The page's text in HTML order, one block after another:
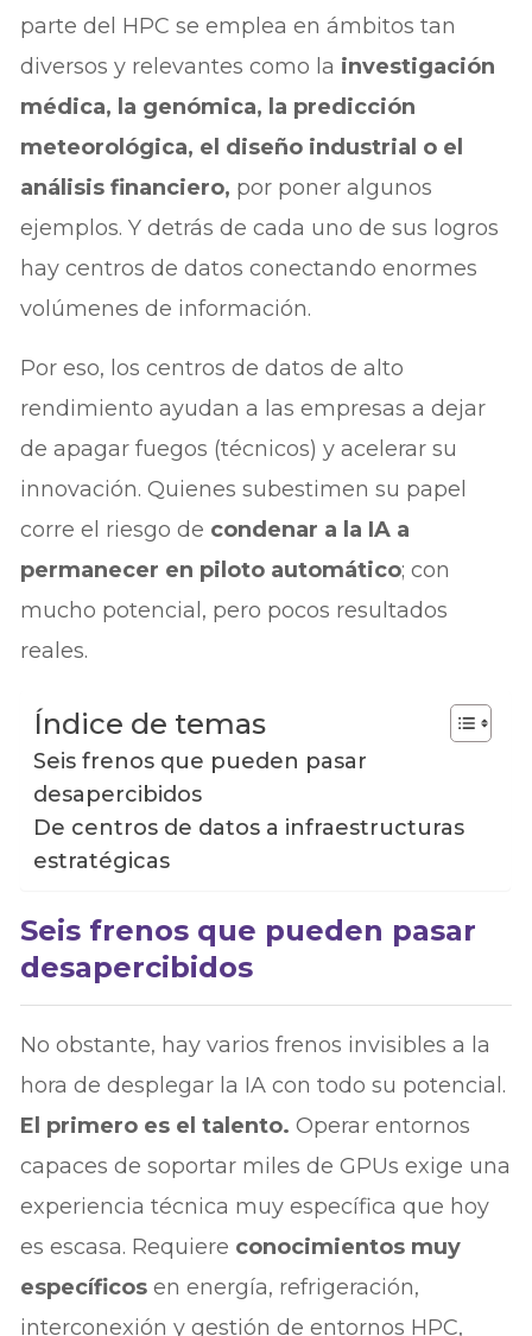
parte del HPC se emplea en ámbitos tan
diversos y relevantes como la investigación
médica, la genómica, la predicción
meteorológica, el diseño industrial o el
análisis financiero, por poner algunos
ejemplos. Y detrás de cada uno de sus logros
hay centros de datos conectando enormes
volúmenes de información.
Por eso, los centros de datos de alto
rendimiento ayudan a las empresas a dejar
de apagar fuegos (técnicos) y acelerar su
innovación. Quienes subestimen su papel
corre el riesgo de condenar a la IA a
permanecer en piloto automático; con
mucho potencial, pero pocos resultados
reales.
Índice de temas
Seis frenos que pueden pasar
desapercibidos
De centros de datos a infraestructuras
estratégicas
Seis frenos que pueden pasar
desapercibidos
No obstante, hay varios frenos invisibles a la
hora de desplegar la IA con todo su potencial.
El primero es el talento.Operar entornos
capaces de soportar miles de GPUs exige una
experiencia técnica muy específica que hoy
es escasa. Requiere conocimientos muy
específicos en energía, refrigeración,
interconexión y gestión de entornos HPC,